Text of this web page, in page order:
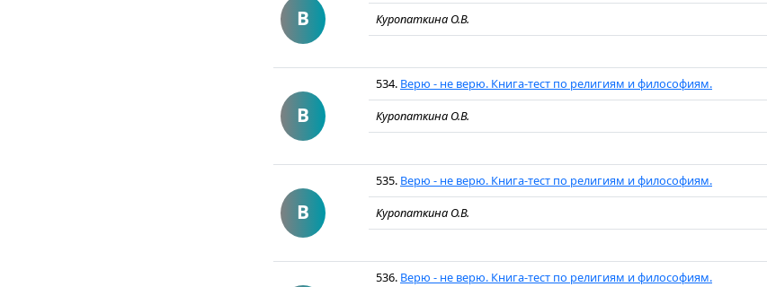
В
Куропаткина О.В.
В
534. Верю - не верю. Книга-тест по религиям и философиям.
Куропаткина О.В.
В
535. Верю - не верю. Книга-тест по религиям и философиям.
Куропаткина О.В.
536. Верю - не верю. Книга-тест по религиям и философиям.